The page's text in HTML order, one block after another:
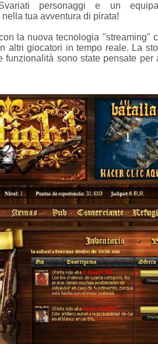
personaggi e un
tua avventura di pirata!
la nuova tecnologia "streaming"
altri giocatori in tempo reale. La
funzionalità sono state pensate per